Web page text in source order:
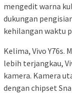
mengedit warna
dukungan
kehilangan waktu
Kelima, Vivo Y76s.
lebih terjangkau,
kamera. Kamera
dengan chipset